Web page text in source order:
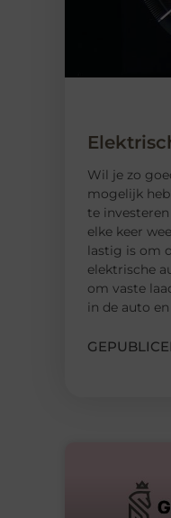
Wil je zo
mogelijk
te
elke keer
lastig is om
elektrische
om vaste
in de auto